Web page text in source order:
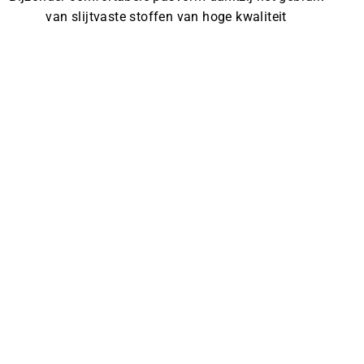
van slijtvaste stoffen van hoge kwaliteit